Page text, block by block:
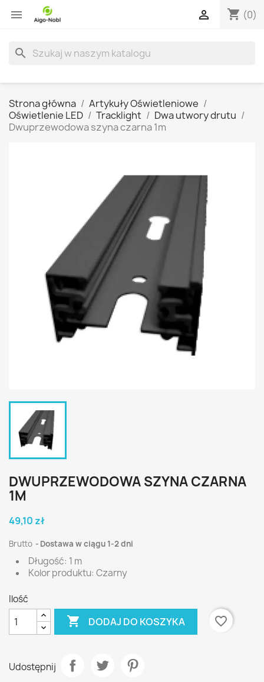
 shopping_cart (0)

search
Strona główna
Artykuły Oświetleniowe
Oświetlenie LED
Tracklight
Dwa utwory drutu
Dwuprzewodowa szyna czarna 1m
DWUPRZEWODOWA SZYNA CZARNA
1M
49,10 zł
Brutto Dostawa w ciągu 1-2 dni
Długość: 1 m
Kolor produktu: Czarny
Ilość
 DODAJ DO KOSZYKA favorite_border
Udostępnij